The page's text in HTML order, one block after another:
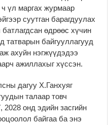
үл маргах журмаар
суутган барагдуулах
өдрөөс хүчин
татварын байгууллагууд
ахуйн нэгжүүдэдээ
ажиллахыг хүссэн.
дагуу Х.Ганхуяг
талаар товч
онд эдийн засгийн
байгаа ба энэ